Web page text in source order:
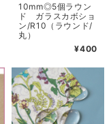
10mm◎5個ラウン
ド ガラスカボショ
ン/R10（ラウンド/
丸）
¥400